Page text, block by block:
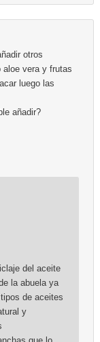
otros
aloe vera y frutas
luego las
añadir?
del aceite
la abuela ya
de aceites
y